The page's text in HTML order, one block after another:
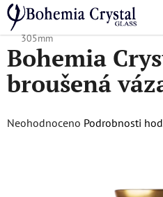
Přejít
na
obsah
Domů
/ Ultra-luxury collection /
305mm
Bohemia
broušená
Průměrné
Neohodnoceno Podrobnosti